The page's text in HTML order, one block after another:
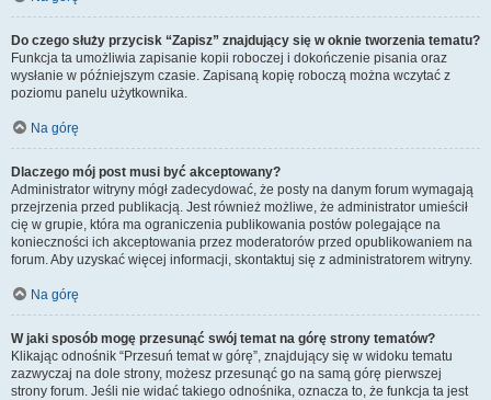
Do czego służy przycisk “Zapisz” znajdujący się w oknie tworzenia tematu?
Funkcja ta umożliwia zapisanie kopii roboczej i dokończenie pisania oraz
wysłanie w późniejszym czasie. Zapisaną kopię roboczą można wczytać z
poziomu panelu użytkownika.
Na górę
Dlaczego mój post musi być akceptowany?
Administrator witryny mógł zadecydować, że posty na danym forum wymagają
przejrzenia przed publikacją. Jest również możliwe, że administrator umieścił
cię w grupie, która ma ograniczenia publikowania postów polegające na
konieczności ich akceptowania przez moderatorów przed opublikowaniem na
forum. Aby uzyskać więcej informacji, skontaktuj się z administratorem witryny.
Na górę
W jaki sposób mogę przesunąć swój temat na górę strony tematów?
Klikając odnośnik “Przesuń temat w górę”, znajdujący się w widoku tematu
zazwyczaj na dole strony, możesz przesunąć go na samą górę pierwszej
strony forum. Jeśli nie widać takiego odnośnika, oznacza to, że funkcja ta jest